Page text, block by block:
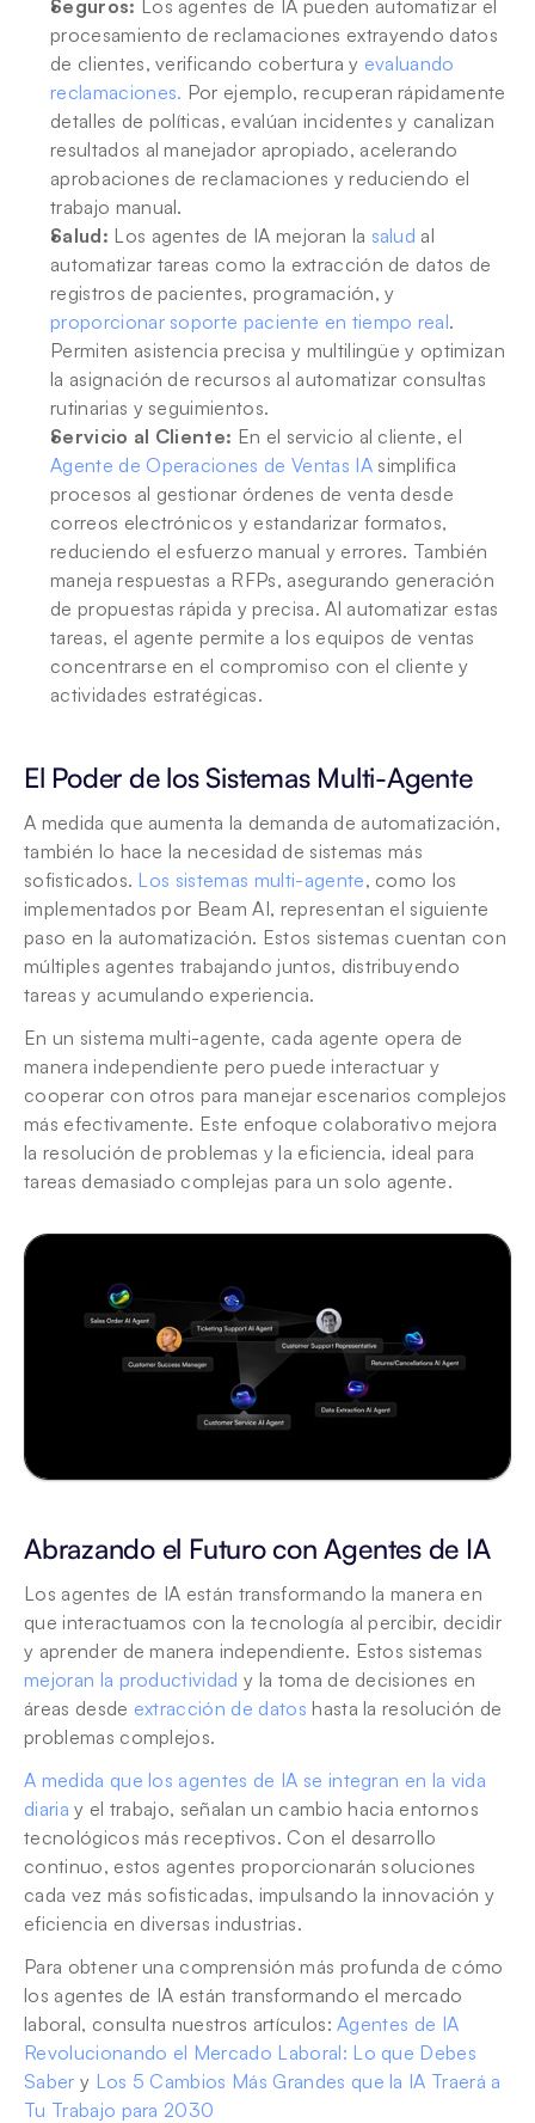
Seguros: Los agentes de IA pueden automatizar el
procesamiento de reclamaciones extrayendo datos
de clientes, verificando cobertura y evaluando
reclamaciones. Por ejemplo, recuperan rápidamente
detalles de políticas, evalúan incidentes y canalizan
resultados al manejador apropiado, acelerando
aprobaciones de reclamaciones y reduciendo el
trabajo manual.
Salud: Los agentes de IA mejoran la salud al
automatizar tareas como la extracción de datos de
proporcionar soporte paciente en tiempo real.
Permiten asistencia precisa y multilingüe y optimizan
la asignación de recursos al automatizar consultas
rutinarias y seguimientos.
Servicio al Cliente:
Agente de Operaciones de Ventas IA simplifica
procesos al gestionar órdenes de venta desde
correos electrónicos y estandarizar formatos,
reduciendo el esfuerzo manual y errores. También
maneja respuestas a RFPs, asegurando generación
de propuestas rápida y precisa. Al automatizar estas
tareas, el agente permite a los equipos de ventas
concentrarse en el compromiso con el cliente y
actividades estratégicas.
El Poder de los Sistemas Multi-Agente
A medida que aumenta la demanda de automatización,
también lo hace la necesidad de sistemas más
sofisticados. Los sistemas multi-agente, como los
implementados por Beam AI, representan el siguiente
paso en la automatización. Estos sistemas cuentan con
múltiples agentes trabajando juntos, distribuyendo
tareas y acumulando experiencia.
En un sistema multi-agente, cada agente opera de
manera independiente pero puede interactuar y
cooperar con otros para manejar escenarios complejos
más efectivamente. Este enfoque colaborativo mejora
la resolución de problemas y la eficiencia, ideal para
tareas demasiado complejas para un solo agente.
Abrazando el Futuro con Agentes de IA
Los agentes de IA están transformando la manera en
que interactuamos con la tecnología al percibir, decidir
mejoran la productividad y la toma de decisiones en
áreas desde extracción de datos hasta la resolución de
problemas complejos.
A medida que los agentes de IA se integran en la vida
diaria y el trabajo, señalan un cambio hacia entornos
tecnológicos más receptivos. Con el desarrollo
continuo, estos agentes proporcionarán soluciones
cada vez más sofisticadas, impulsando la innovación y
eficiencia en diversas industrias.
Para obtener una comprensión más profunda de cómo
los agentes de IA están transformando el mercado
laboral, consulta nuestros artículos: Agentes de IA
Revolucionando el Mercado Laboral: Lo que Debes
Saber y Los 5 Cambios Más Grandes que la IA Traerá a
Tu Trabajo para 2030